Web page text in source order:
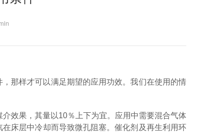
那样才可以满足期望的应用功效。我们在使用的情
效果，其量以10％上下为宜。应用中需要混合气体
床层中冷却而导致微孔阻塞。催化剂及再生利用环